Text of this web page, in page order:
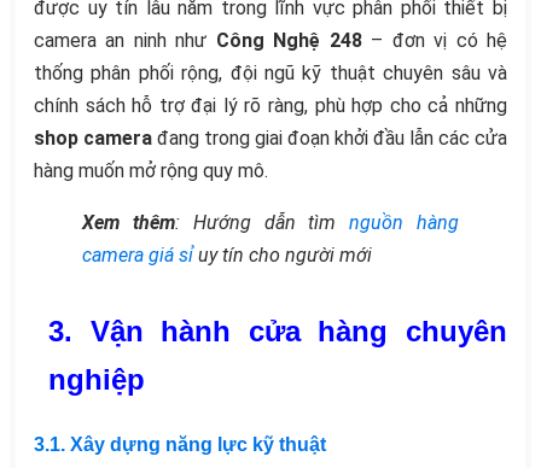
được uy tín lâu năm trong lĩnh vực phân phối thiết bị
camera an ninh như Công Nghệ 248– đơn vị có hệ
thống phân phối rộng, đội ngũ kỹ thuật chuyên sâu và
chính sách hỗ trợ đại lý rõ ràng, phù hợp cho cả những
shop camera đang trong giai đoạn khởi đầu lẫn các cửa
hàng muốn mở rộng quy mô.
Xem thêm: Hướng dẫn tìmnguồn hàng
camera giá sỉuy tín cho người mới
3. Vận hành cửa hàng chuyên
nghiệp
3.1. Xây dựng năng lực kỹ thuật